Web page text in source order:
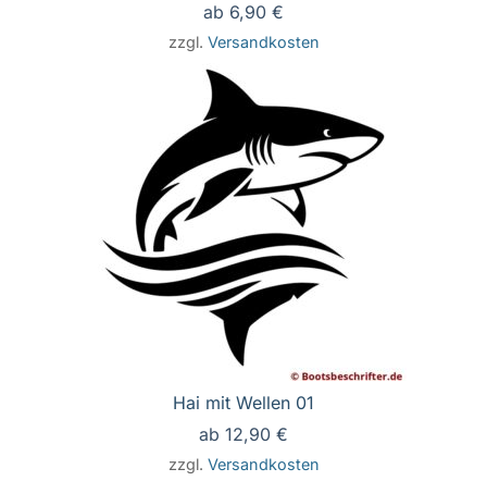
ab 6,90 €
zzgl. Versandkosten
Hai mit Wellen 01
ab 12,90 €
zzgl. Versandkosten